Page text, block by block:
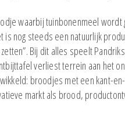
waarbij tuinbonenmeel
nog steeds een natuurlijk
Bij dit alles speelt
verliest terrein aan het
broodjes met een kant-
markt als brood,